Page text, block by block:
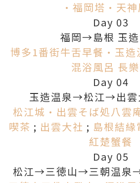
•福岡塔•天神
Day 03
福岡→島根 玉
博多1番街牛舌早餐•玉造
混浴風呂 長
Day 04
玉造温泉→松江→出
松江城•出雲そば処八雲
喫茶 ; 出雲大社 ; 島根結
紅楚蟹餐
Day 05
松江→三徳山→三朝温泉